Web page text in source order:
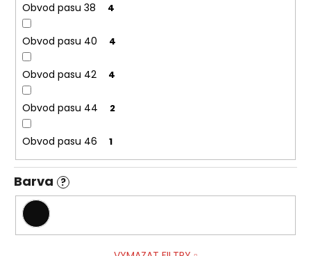
Obvod pasu 38 4
Obvod pasu 40 4
Obvod pasu 42 4
Obvod pasu 44 2
Obvod pasu 46 1
Barva ?